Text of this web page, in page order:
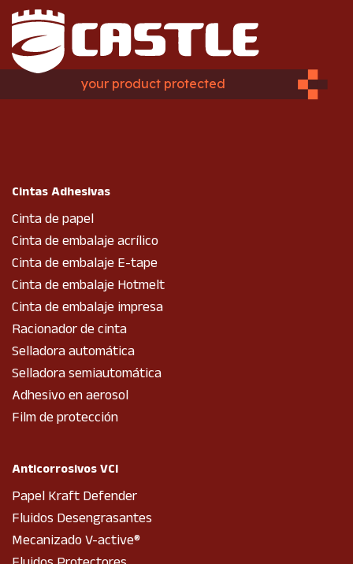
your product protected
Cintas Adhesivas
Cinta de papel
Cinta de embalaje acrílico
Cinta de embalaje E-tape
Cinta de embalaje Hotmelt
Cinta de embalaje impresa
Racionador de cinta
Selladora automática
Selladora semiautomática
Adhesivo en aerosol
Film de protección
Anticorrosivos VCI
Papel Kraft Defender
Fluidos Desengrasantes
Mecanizado V-active®